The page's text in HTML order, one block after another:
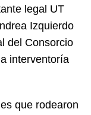
legal UT
Izquierdo
del Consorcio
interventoría
que rodearon